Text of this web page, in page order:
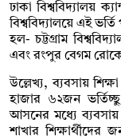
ঢাকা বিশ্ববিদ্যালয়
বিশ্ববিদ্যালয়ে এই
হল- চট্টগ্রাম
এবং রংপুর বেগম
উল্লেখ্য, ব্যবসায়
হাজার ৬২জন
আসনের মধ্যে ব্যবসায়
শাখার শিক্ষার্থীদের